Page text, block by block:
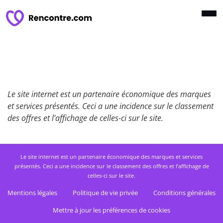
Le site internet est un partenaire économique des marques
et services présentés. Ceci a une incidence sur le classement
des offres et l’affichage de celles-ci sur le site.
Le site internet est un partenaire économique des marques et services
présentés. Ceci a une incidence sur le classement des offres et l’affichage de
celles-ci sur le site.
Mentions légales Politique de vie privée
Conditions générales
Mettre à jour les préférences de cookies